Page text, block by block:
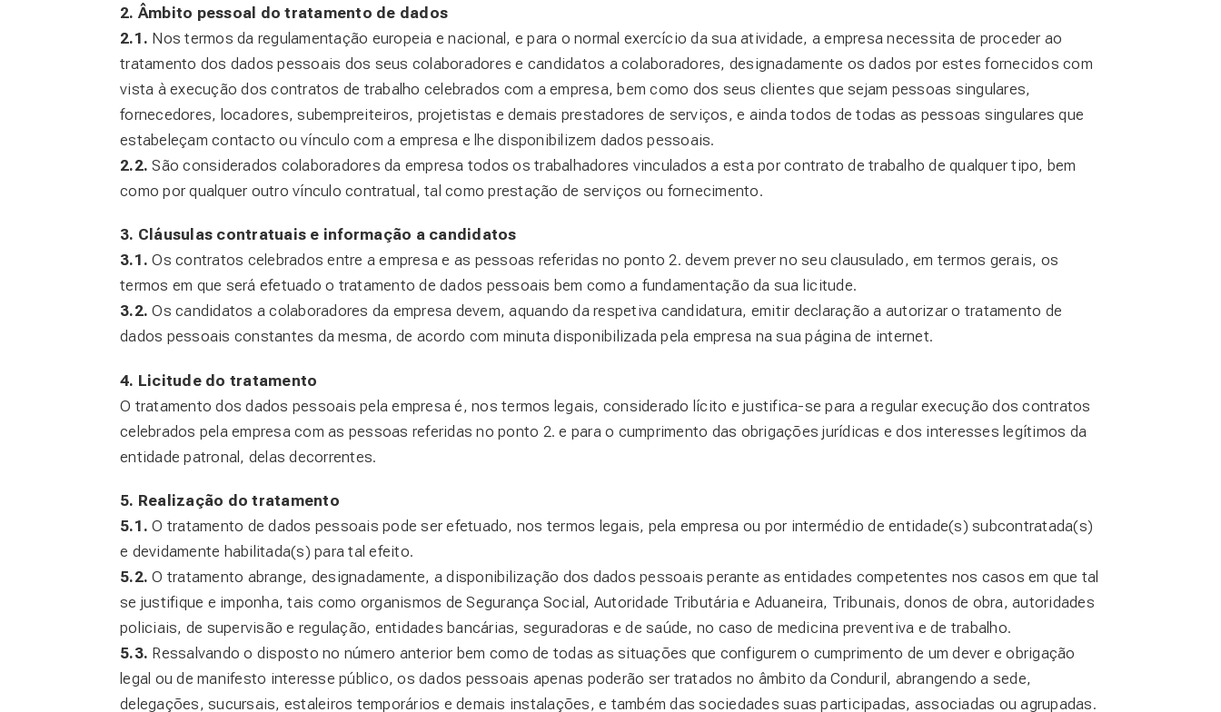
2. Âmbito pessoal do tratamento de dados
2.1. Nos termos da regulamentação europeia e nacional, e para o normal exercício da sua atividade, a empresa necessita de proceder ao
tratamento dos dados pessoais dos seus colaboradores e candidatos a colaboradores, designadamente os dados por estes fornecidos com
vista à execução dos contratos de trabalho celebrados com a empresa, bem como dos seus clientes que sejam pessoas singulares,
fornecedores, locadores, subempreiteiros, projetistas e demais prestadores de serviços, e ainda todos de todas as pessoas singulares que
estabeleçam contacto ou vínculo com a empresa e lhe disponibilizem dados pessoais.
2.2. São considerados colaboradores da empresa todos os trabalhadores vinculados a esta por contrato de trabalho de qualquer tipo, bem
como por qualquer outro vínculo contratual, tal como prestação de serviços ou fornecimento.
3. Cláusulas contratuais e informação a candidatos
3.1. Os contratos celebrados entre a empresa e as pessoas referidas no ponto 2. devem prever no seu clausulado, em termos gerais, os
termos em que será efetuado o tratamento de dados pessoais bem como a fundamentação da sua licitude.
3.2. Os candidatos a colaboradores da empresa devem, aquando da respetiva candidatura, emitir declaração a autorizar o tratamento de
dados pessoais constantes da mesma, de acordo com minuta disponibilizada pela empresa na sua página de internet.
4. Licitude do tratamento
O tratamento dos dados pessoais pela empresa é, nos termos legais, considerado lícito e justifica-se para a regular execução dos contratos
celebrados pela empresa com as pessoas referidas no ponto 2. e para o cumprimento das obrigações jurídicas e dos interesses legítimos da
entidade patronal, delas decorrentes.
5. Realização do tratamento
5.1. O tratamento de dados pessoais pode ser efetuado, nos termos legais, pela empresa ou por intermédio de entidade(s) subcontratada(s)
e devidamente habilitada(s) para tal efeito.
5.2. O tratamento abrange, designadamente, a disponibilização dos dados pessoais perante as entidades competentes nos casos em que tal
se justifique e imponha, tais como organismos de Segurança Social, Autoridade Tributária e Aduaneira, Tribunais, donos de obra, autoridades
policiais, de supervisão e regulação, entidades bancárias, seguradoras e de saúde, no caso de medicina preventiva e de trabalho.
5.3. Ressalvando o disposto no número anterior bem como de todas as situações que configurem o cumprimento de um dever e obrigação
legal ou de manifesto interesse público, os dados pessoais apenas poderão ser tratados no âmbito da Conduril, abrangendo a sede,
delegações, sucursais, estaleiros temporários e demais instalações, e também das sociedades suas participadas, associadas ou agrupadas.